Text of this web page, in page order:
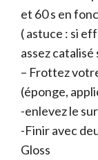
et 60 s en
( astuce : si
assez catalisé
– Frottez
(éponge,
-enlevez le
-Finir avec
Gloss